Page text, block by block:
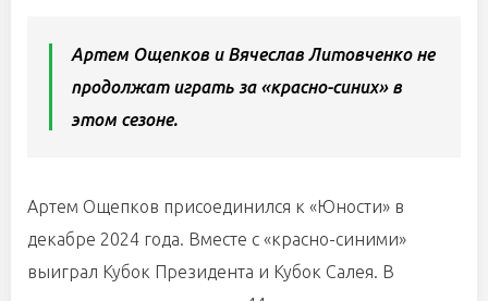
Артем Ощепков и Вячеслав Литовченко не
продолжат играть за «красно-синих» в
этом сезоне.
Артем Ощепков присоединился к «Юности» в
декабре 2024 года. Вместе с «красно-синими»
выиграл Кубок Президента и Кубок Салея. В